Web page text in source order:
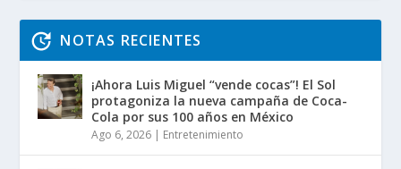
NOTAS RECIENTES
¡Ahora Luis Miguel “vende cocas”! El Sol
protagoniza la nueva campaña de Coca-
Cola por sus 100 años en México
Ago 6, 2026 | Entretenimiento